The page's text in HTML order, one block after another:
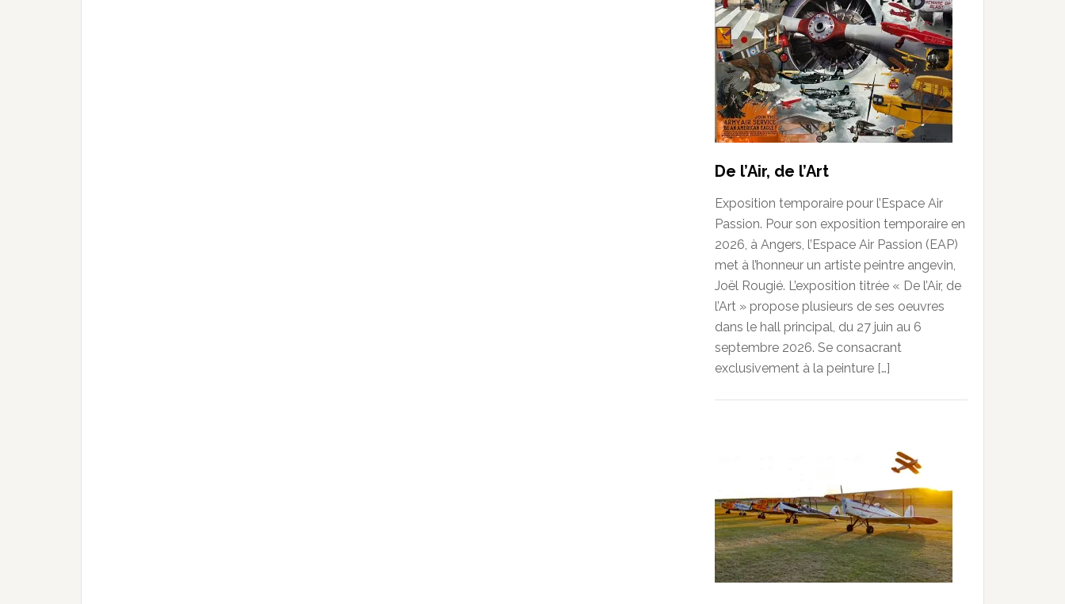
De l’Air, de l’Art
Exposition temporaire pour l’Espace Air
Passion. Pour son exposition temporaire en
2026, à Angers, l’Espace Air Passion (EAP)
met à l’honneur un artiste peintre angevin,
Joël Rougié. L’exposition titrée « De l’Air, de
l’Art » propose plusieurs de ses oeuvres
dans le hall principal, du 27 juin au 6
septembre 2026. Se consacrant
exclusivement à la peinture […]